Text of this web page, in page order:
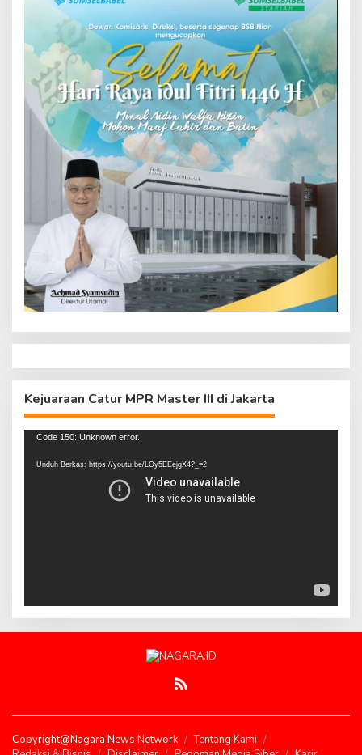
Kejuaraan Catur MPR Master III di Jakarta
Pemutar
Code 150: Unknown error.
Unduh Berkas: https://youtu.be/LOy5EEejgX4?_=2
Copyright@Nagara News Network
Tentang Kami